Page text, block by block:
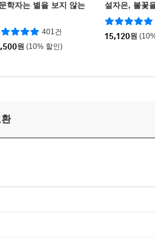
학자는 별을 보지 않는
401건
원 (10% 할인)
설자은, 불꽃
15,120원